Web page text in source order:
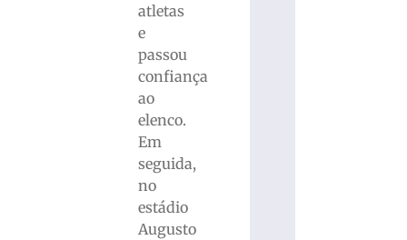
atletas
e
passou
confiança
ao
elenco.
Em
seguida,
no
estádio
Augusto